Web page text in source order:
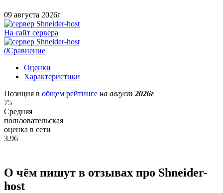
09 августа 2026г
На сайт сервера
0Сравнение
Оценки
Характеристики
Позиция в общем рейтинге на август 2026г
75
Средняя
пользовательская
оценка в сети
3.96
О чём пишут в отзывах про Shneider-
host